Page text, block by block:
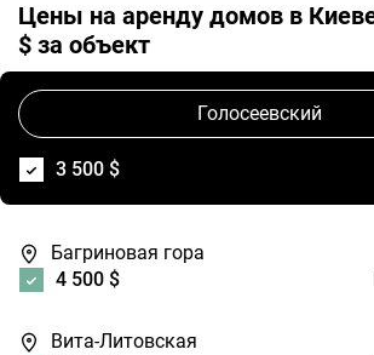
Цены на аренду домов в
$ за объект
Голосеевский
3 500 $
Багриновая гора
4 500 $
Вита-Литовская